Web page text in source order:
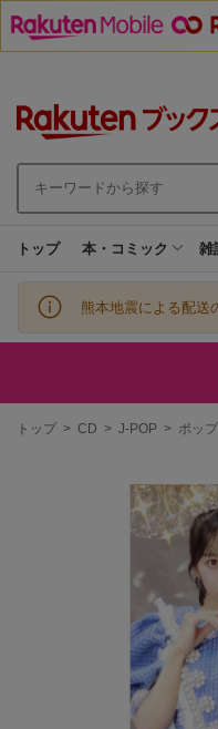
トップ 本・コミック 雑
熊本地震による配送
現
トップ > CD > J-POP > ポッ